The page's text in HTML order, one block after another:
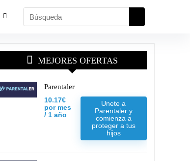
MEJORES OFERTAS
Parentaler
10.17€
por mes
/ 1 año
Unete a
Parentaler y
comienza a
proteger a tus
hijos